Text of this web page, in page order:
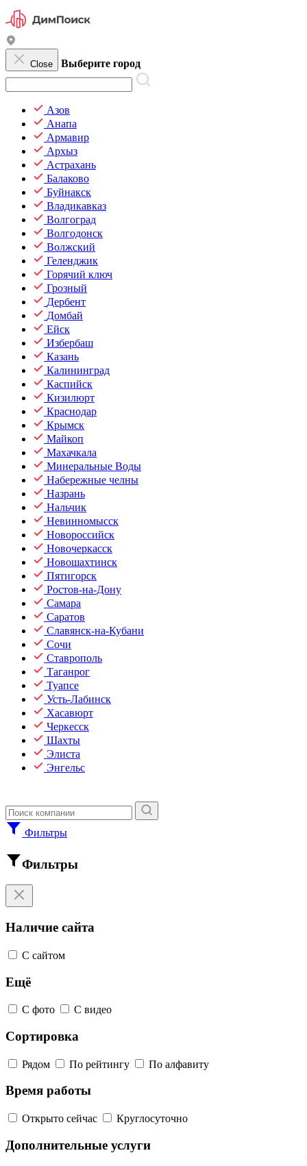
Close Выберите город
Азов
Анапа
Армавир
Архыз
Астрахань
Балаково
Буйнакск
Владикавказ
Волгоград
Волгодонск
Волжский
Геленджик
Горячий ключ
Грозный
Дербент
Домбай
Ейск
Избербаш
Казань
Калининград
Каспийск
Кизилюрт
Краснодар
Крымск
Майкоп
Махачкала
Минеральные Воды
Набережные челны
Назрань
Нальчик
Невинномысск
Новороссийск
Новочеркасск
Новошахтинск
Пятигорск
Ростов-на-Дону
Самара
Саратов
Славянск-на-Кубани
Сочи
Ставрополь
Таганрог
Туапсе
Усть-Лабинск
Хасавюрт
Черкесск
Шахты
Элиста
Энгельс
Фильтры
Фильтры
Наличие сайта
С сайтом
Ещё
С фото С видео
Сортировка
Рядом По рейтингу По алфавиту
Время работы
Открыто сейчас Круглосуточно
Дополнительные услуги